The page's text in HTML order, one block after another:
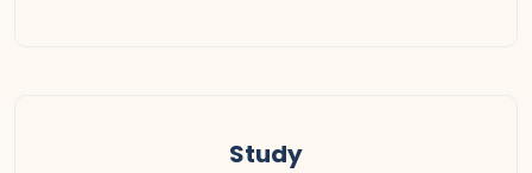
Study